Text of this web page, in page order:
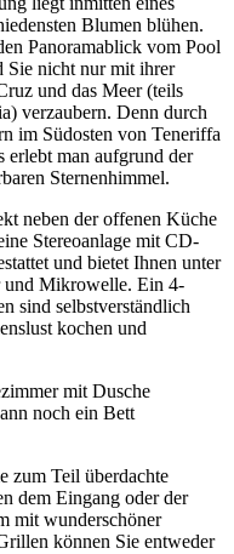
Blumen blühen.
Panoramablick vom Pool
Sie nicht nur mit ihrer
und das Meer (teils
verzaubern. Denn durch
im Südosten von Teneriffa
erlebt man aufgrund der
Sternenhimmel.
neben der offenen Küche
Stereoanlage mit CD-
und bietet Ihnen unter
und Mikrowelle. Ein 4-
sind selbstverständlich
kochen und
mit Dusche
noch ein Bett
zum Teil überdachte
dem Eingang oder der
mit wunderschöner
können Sie entweder